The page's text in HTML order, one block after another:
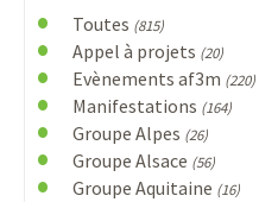
Toutes (815)
Appel à projets (20)
Evènements af3m (220)
Manifestations (164)
Groupe Alpes (26)
Groupe Alsace (56)
Groupe Aquitaine (16)